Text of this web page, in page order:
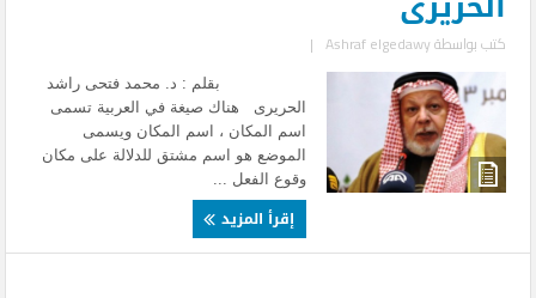
كتب بواسطةAshraf elgedawy
|
بقلم : د. محمد فتحى راشد
الحريرى هناك صيغة في العربية تسمى
اسم المكان ، اسم المكان ويسمى
الموضع هو اسم مشتق للدلالة على مكان
وقوع الفعل ...
إقرأ المزيد